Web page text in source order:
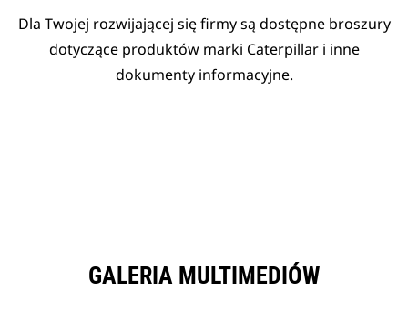
Dla Twojej rozwijającej się firmy są dostępne broszury
dotyczące produktów marki Caterpillar i inne
dokumenty informacyjne.
GALERIA MULTIMEDIÓW